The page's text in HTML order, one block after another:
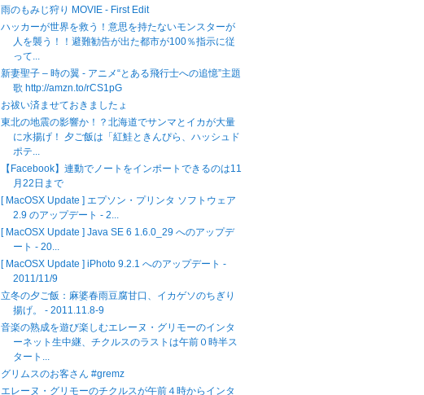
雨のもみじ狩り MOVIE - First Edit
ハッカーが世界を救う！意思を持たないモンスターが
人を襲う！！避難勧告が出た都市が100％指示に従
って...
新妻聖子 – 時の翼 - アニメ“とある飛行士への追憶”主題
歌 http://amzn.to/rCS1pG
お祓い済ませておきましたょ
東北の地震の影響か！？北海道でサンマとイカが大量
に水揚げ！ 夕ご飯は「紅鮭ときんぴら、ハッシュド
ポテ...
【Facebook】連動でノートをインポートできるのは11
月22日まで
[ MacOSX Update ] エプソン・プリンタ ソフトウェア
2.9 のアップデート - 2...
[ MacOSX Update ] Java SE 6 1.6.0_29 へのアップデ
ート - 20...
[ MacOSX Update ] iPhoto 9.2.1 へのアップデート -
2011/11/9
立冬の夕ご飯：麻婆春雨豆腐甘口、イカゲソのちぎり
揚げ。 - 2011.11.8-9
音楽の熟成を遊び楽しむエレーヌ・グリモーのインタ
ーネット生中継、チクルスのラストは午前０時半ス
タート...
グリムスのお客さん #gremz
エレーヌ・グリモーのチクルスが午前４時からインタ